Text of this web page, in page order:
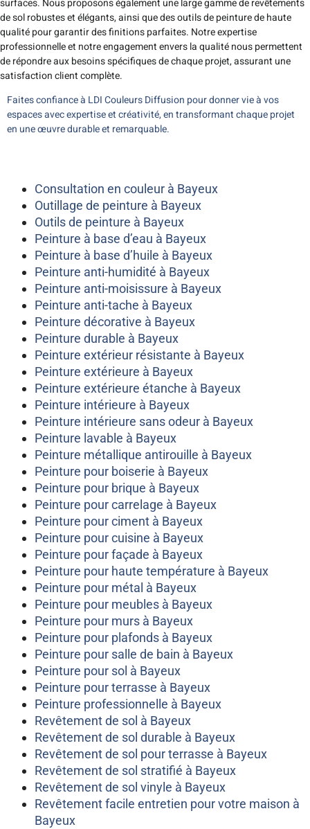
surfaces. Nous proposons également une large gamme de revêtements
de sol robustes et élégants, ainsi que des outils de peinture de haute
qualité pour garantir des finitions parfaites. Notre expertise
professionnelle et notre engagement envers la qualité nous permettent
de répondre aux besoins spécifiques de chaque projet, assurant une
satisfaction client complète.
Faites confiance à LDI Couleurs Diffusion pour donner vie à vos
espaces avec expertise et créativité, en transformant chaque projet
en une œuvre durable et remarquable.
Consultation en couleur à Bayeux
Outillage de peinture à Bayeux
Outils de peinture à Bayeux
Peinture à base d’eau à Bayeux
Peinture à base d’huile à Bayeux
Peinture anti-humidité à Bayeux
Peinture anti-moisissure à Bayeux
Peinture anti-tache à Bayeux
Peinture décorative à Bayeux
Peinture durable à Bayeux
Peinture extérieur résistante à Bayeux
Peinture extérieure à Bayeux
Peinture extérieure étanche à Bayeux
Peinture intérieure à Bayeux
Peinture intérieure sans odeur à Bayeux
Peinture lavable à Bayeux
Peinture métallique antirouille à Bayeux
Peinture pour boiserie à Bayeux
Peinture pour brique à Bayeux
Peinture pour carrelage à Bayeux
Peinture pour ciment à Bayeux
Peinture pour cuisine à Bayeux
Peinture pour façade à Bayeux
Peinture pour haute température à Bayeux
Peinture pour métal à Bayeux
Peinture pour meubles à Bayeux
Peinture pour murs à Bayeux
Peinture pour plafonds à Bayeux
Peinture pour salle de bain à Bayeux
Peinture pour sol à Bayeux
Peinture pour terrasse à Bayeux
Peinture professionnelle à Bayeux
Revêtement de sol à Bayeux
Revêtement de sol durable à Bayeux
Revêtement de sol pour terrasse à Bayeux
Revêtement de sol stratifié à Bayeux
Revêtement de sol vinyle à Bayeux
Revêtement facile entretien pour votre maison à
Bayeux